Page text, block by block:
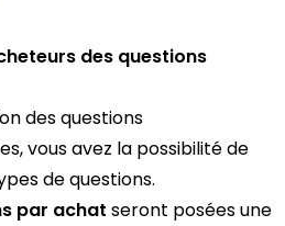
des questions
des questions
vous avez la possibilité de
de questions.
par achat seront posées une